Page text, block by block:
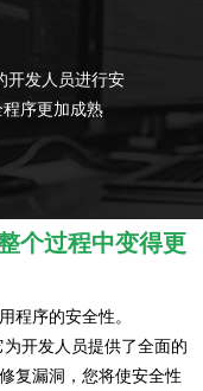
开发人员进行安
序更加成熟
个过程中变得更
程序的安全性。
开发人员提供了全面的
复漏洞，您将使安全性